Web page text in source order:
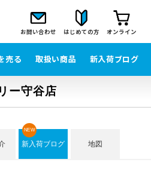
お問い合わせ はじめての方 オンライン
売る 取扱い商品 新入荷ブログ
ー守谷店
新入荷ブログ
NEW
地図